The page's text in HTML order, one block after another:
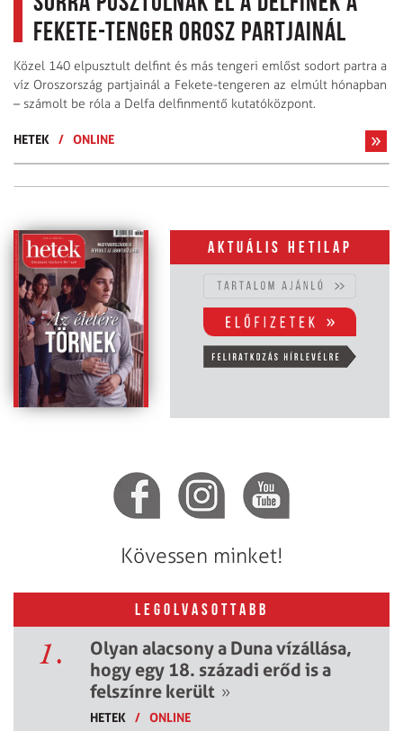
Fekete-tenger orosz partjainál
Közel 140 elpusztult delfint és más tengeri emlőst sodort partra a
víz Oroszország partjainál a Fekete-tengeren az elmúlt hónapban
– számolt be róla a Delfa delfinmentő kutatóközpont.
HETEK / ONLINE
Aktuális hetilap
Kövessen minket!
LEGOLVASOTTABB
1.
Olyan alacsony a Duna vízállása,
hogy egy 18. századi erőd is a
felszínre került »
HETEK / ONLINE